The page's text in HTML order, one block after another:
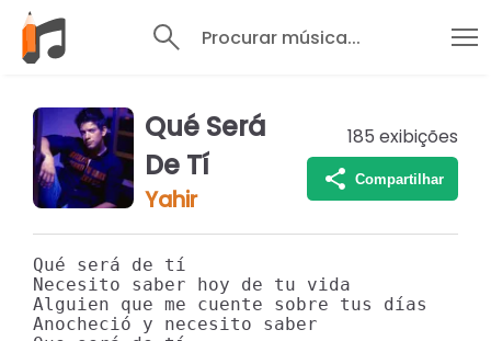
Procurar música...
Qué Será
De Tí
Yahir
185 exibições
Compartilhar
Qué será de tí
Necesito saber hoy de tu vida
Alguien que me cuente sobre tus días
Anocheció y necesito saber